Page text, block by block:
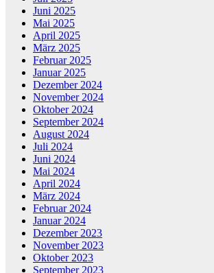
Juni 2025
Mai 2025
April 2025
März 2025
Februar 2025
Januar 2025
Dezember 2024
November 2024
Oktober 2024
September 2024
August 2024
Juli 2024
Juni 2024
Mai 2024
April 2024
März 2024
Februar 2024
Januar 2024
Dezember 2023
November 2023
Oktober 2023
September 2023